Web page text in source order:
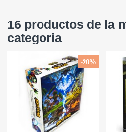
16 productos de la
categoria
-20%